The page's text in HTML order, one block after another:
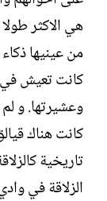
هي الاكثر
من عينيها
كانت تعيش في
وعشيرتها. و
كانت هناك
تاريخية
الزلاقة في